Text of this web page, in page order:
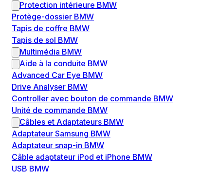
Protection intérieure BMW
Protège-dossier BMW
Tapis de coffre BMW
Tapis de sol BMW
Multimédia BMW
Aide à la conduite BMW
Advanced Car Eye BMW
Drive Analyser BMW
Controller avec bouton de commande BMW
Unité de commande BMW
Câbles et Adaptateurs BMW
Adaptateur Samsung BMW
Adaptateur snap-in BMW
Câble adaptateur iPod et iPhone BMW
USB BMW